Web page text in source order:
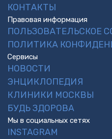
КОНТАКТЫ
Правовая информация
ПОЛЬЗОВАТЕЛЬСКОЕ
ПОЛИТИКА
Сервисы
НОВОСТИ
ЭНЦИКЛОПЕДИЯ
КЛИНИКИ МОСКВЫ
БУДЬ ЗДОРОВА
Мы в социальных сетях
INSTAGRAM